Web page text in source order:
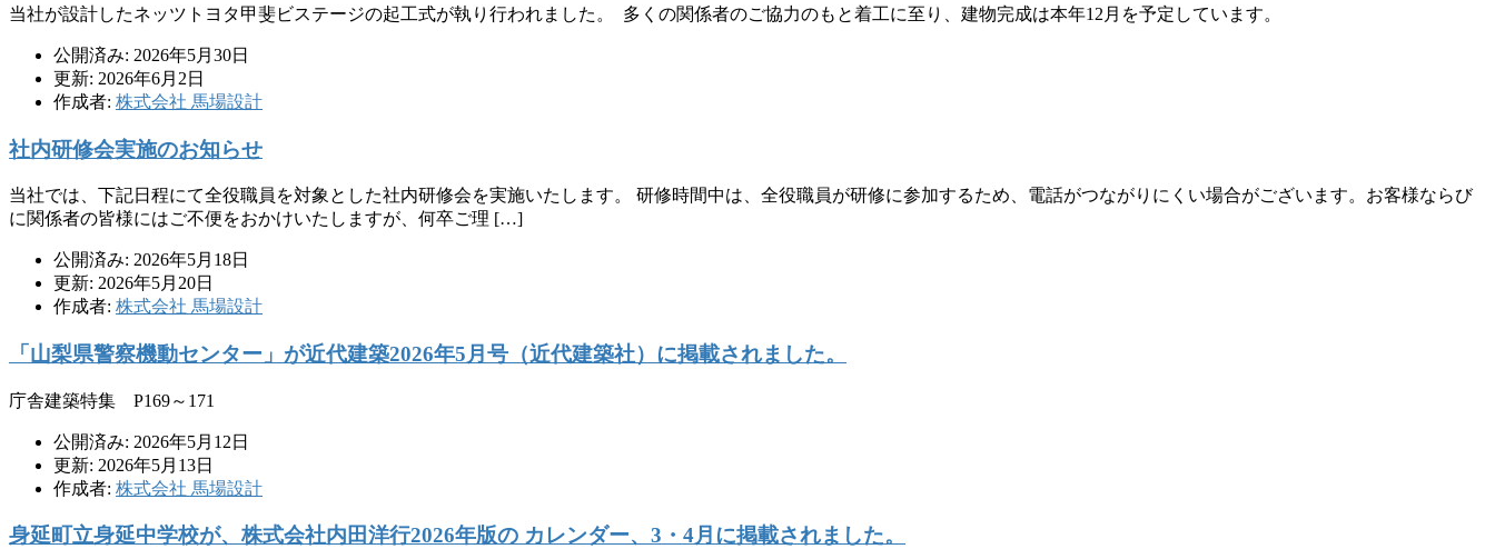
当社が設計したネッツトヨタ甲斐ビステージの起工式が執り行われました。 多くの関係者のご協力のもと着工に至り、建物完成は本年12月を予定しています。
公開済み: 2026年5月30日
更新: 2026年6月2日
作成者: 株式会社 馬場設計
社内研修会実施のお知らせ
当社では、下記日程にて全役職員を対象とした社内研修会を実施いたします。 研修時間中は、全役職員が研修に参加するため、電話がつながりにくい場合がございます。お客様ならび
に関係者の皆様にはご不便をおかけいたしますが、何卒ご理 […]
公開済み: 2026年5月18日
更新: 2026年5月20日
作成者: 株式会社 馬場設計
「山梨県警察機動センター」が近代建築2026年5月号（近代建築社）に掲載されました。
庁舎建築特集 P169～171
公開済み: 2026年5月12日
更新: 2026年5月13日
作成者: 株式会社 馬場設計
身延町立身延中学校が、株式会社内田洋行2026年版の カレンダー、3・4月に掲載されました。